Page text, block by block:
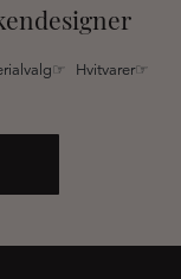
Hvitvarer☞